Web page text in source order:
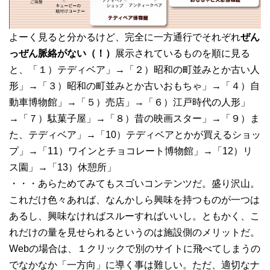
よーく見ると分かるけど、完全に一方通行でそれぞれぜん
っぜん脈絡がない（！）
展示されているものを順に見る
と、「１）テディベア」→「２）昭和の町並みとか古い人
形」→「３）昭和の町並みとか古いおもちゃ」→「４）自
動車博物館」→「５）売店」→「６）江戸時代の人形」
→「７）駄菓子屋」→「８）昔の映画スター」→「９）ま
た、テディベア」→「10）テディベアとかが買えるショッ
プ」→「11）ワインとチョコレート博物館」→「12）リ
ス園」→「13）休憩所」
・・・あらためてみてもスゴいコンテンツだ。盛り沢山。
これだけ色々あれば、なんかしら興味を持つものが一つは
あるし、興味なければスルーすればいいし。ともかく、こ
れだけの量を見せられるというのは施設側のメリットだ。
Webの場合は、１クリックで別のサイトに飛べてしまうの
でなかなか「一方向」に導く事は難しい。ただ、適切なナ